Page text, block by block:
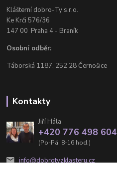
Klášterní dobro-Ty s.r.o.
Ke Krči 576/36
147 00 Praha 4 - Braník
Osobní odběr:
Táborská 1187, 252 28 Černošice
Kontakty
Jiří Hála
+420 776 498 604
(Po-Pá, 8-16 hod.)
info@dobrotyzklasteru.cz